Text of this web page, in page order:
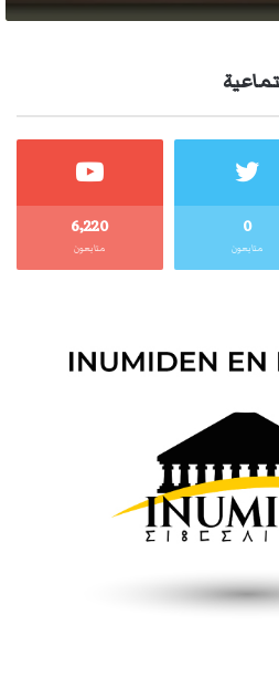
0
متابعون
6٬220
متابعون